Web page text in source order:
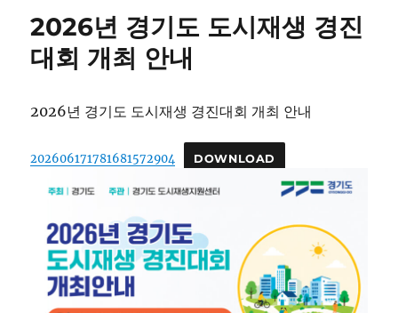
2026년 경기도 도시재생 경진
대회 개최 안내
2026년 경기도 도시재생 경진대회 개최 안내
202606171781681572904 DOWNLOAD